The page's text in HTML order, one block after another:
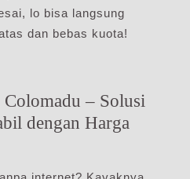
lo bisa langsung
dan bebas kuota!
– Solusi
dengan Harga